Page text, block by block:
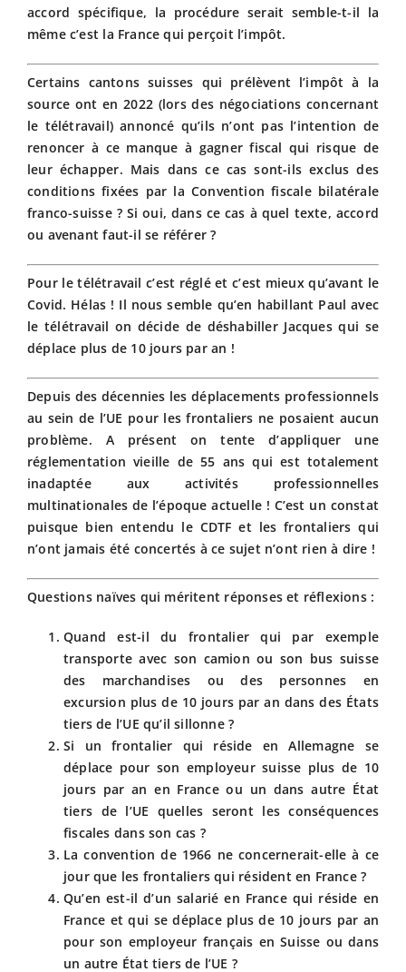
accord spécifique, la procédure serait semble-t-il la
même c’est la France qui perçoit l’impôt.
Certains cantons suisses qui prélèvent l’impôt à la
source ont en 2022 (lors des négociations concernant
le télétravail) annoncé qu’ils n’ont pas l’intention de
renoncer à ce manque à gagner fiscal qui risque de
leur échapper. Mais dans ce cas sont-ils exclus des
conditions fixées par la Convention fiscale bilatérale
franco-suisse ? Si oui, dans ce cas à quel texte, accord
ou avenant faut-il se référer ?
Pour le télétravail c’est réglé et c’est mieux qu’avant le
Covid. Hélas ! Il nous semble qu’en habillant Paul avec
le télétravail on décide de déshabiller Jacques qui se
déplace plus de 10 jours par an !
Depuis des décennies les déplacements professionnels
au sein de l’UE pour les frontaliers ne posaient aucun
problème. A présent on tente d’appliquer une
réglementation vieille de 55 ans qui est totalement
inadaptée aux activités professionnelles
multinationales de l’époque actuelle ! C’est un constat
puisque bien entendu le CDTF et les frontaliers qui
n’ont jamais été concertés à ce sujet n’ont rien à dire !
Questions naïves qui méritent réponses et réflexions :
Quand est-il du frontalier qui par exemple
transporte avec son camion ou son bus suisse
des marchandises ou des personnes en
excursion plus de 10 jours par an dans des États
tiers de l’UE qu’il sillonne ?
Si un frontalier qui réside en Allemagne se
déplace pour son employeur suisse plus de 10
jours par an en France ou un dans autre État
tiers de l’UE quelles seront les conséquences
fiscales dans son cas ?
La convention de 1966 ne concernerait-elle à ce
jour que les frontaliers qui résident en France ?
Qu’en est-il d’un salarié en France qui réside en
France et qui se déplace plus de 10 jours par an
pour son employeur français en Suisse ou dans
un autre État tiers de l’UE ?